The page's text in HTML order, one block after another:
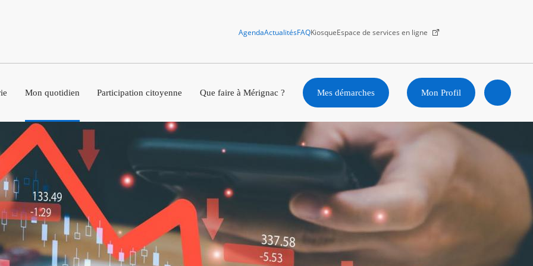
AgendaActualitésFAQKiosqueEspace de services en ligne
Mon quotidien Participation citoyenne Que faire à Mérignac ? Mes démarches Mon Profil
la